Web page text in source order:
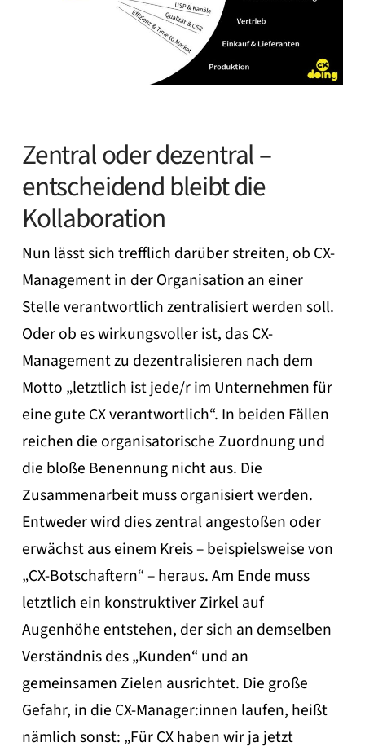
Zentral oder dezentral –
entscheidend bleibt die
Kollaboration
Nun lässt sich trefflich darüber streiten, ob CX-
Management in der Organisation an einer
Stelle verantwortlich zentralisiert werden soll.
Oder ob es wirkungsvoller ist, das CX-
Management zu dezentralisieren nach dem
Motto „letztlich ist jede/r im Unternehmen für
eine gute CX verantwortlich“. In beiden Fällen
reichen die organisatorische Zuordnung und
die bloße Benennung nicht aus. Die
Zusammenarbeit muss organisiert werden.
Entweder wird dies zentral angestoßen oder
erwächst aus einem Kreis – beispielsweise von
„CX-Botschaftern“ – heraus. Am Ende muss
letztlich ein konstruktiver Zirkel auf
Augenhöhe entstehen, der sich an demselben
Verständnis des „Kunden“ und an
gemeinsamen Zielen ausrichtet. Die große
Gefahr, in die CX-Manager:innen laufen, heißt
nämlich sonst: „Für CX haben wir ja jetzt